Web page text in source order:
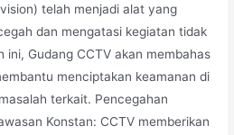
telah menjadi alat yang
dan mengatasi kegiatan tidak
ini, Gudang CCTV akan membahas
menciptakan keamanan di
terkait. Pencegahan
Konstan: CCTV memberikan